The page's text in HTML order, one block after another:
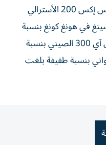
وارتفع مؤشر ستاندرد آند بورز/إيه إس إكس 200 الأسترالي
سينغ في هونغ كونغ بنسبة
1.57%، بينما ارتفع مؤشر سي إس آي 300 الصيني بنسبة
بنسبة طفيفة بلغت